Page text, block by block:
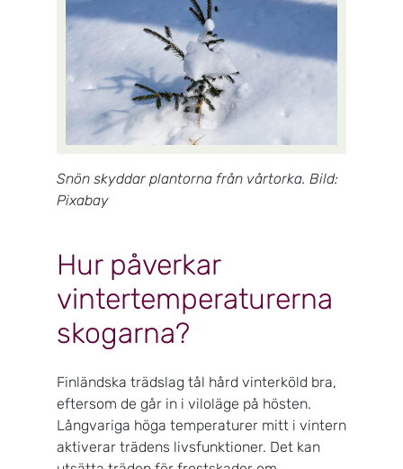
Snön skyddar plantorna från vårtorka. Bild:
Pixabay
Hur påverkar
vintertemperaturerna
skogarna?
Finländska trädslag tål hård vinterköld bra,
eftersom de går in i viloläge på hösten.
Långvariga höga temperaturer mitt i vintern
aktiverar trädens livsfunktioner. Det kan